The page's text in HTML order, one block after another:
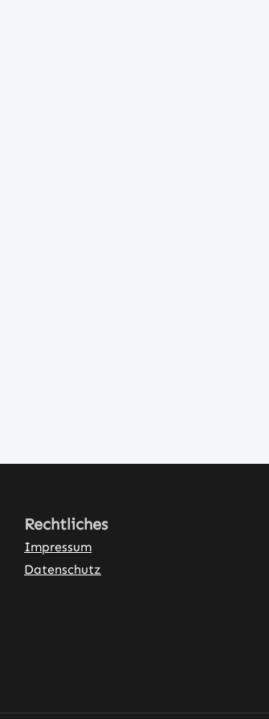
Rechtliches
Impressum
Datenschutz